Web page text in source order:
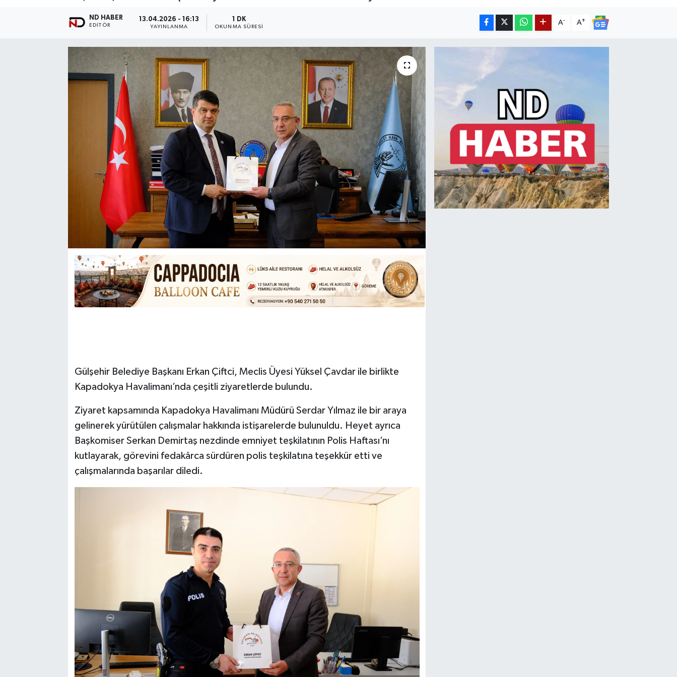
ND HABER
EDITÖR
13.04.2026 - 16:13
YAYINLANMA
1 DK
OKUNMA SÜRESI
A- A+
Gülşehir Belediye Başkanı Erkan Çiftci, Meclis Üyesi Yüksel Çavdar ile birlikte
Kapadokya Havalimanı’nda çeşitli ziyaretlerde bulundu.
Ziyaret kapsamında Kapadokya Havalimanı Müdürü Serdar Yılmaz ile bir araya
gelinerek yürütülen çalışmalar hakkında istişarelerde bulunuldu. Heyet ayrıca
Başkomiser Serkan Demirtaş nezdinde emniyet teşkilatının Polis Haftası’nı
kutlayarak, görevini fedakârca sürdüren polis teşkilatına teşekkür etti ve
çalışmalarında başarılar diledi.